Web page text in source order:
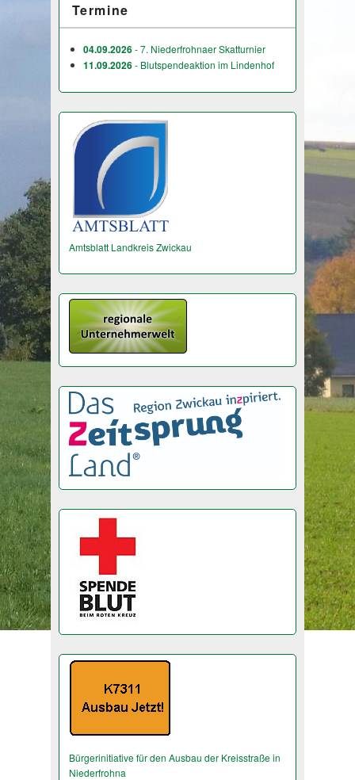
Termine
04.09.2026- 7. Niederfrohnaer Skatturnier
11.09.2026- Blutspendeaktion im Lindenhof
Amtsblatt Landkreis Zwickau
Bürgerinitiative für den Ausbau der Kreisstraße in
Niederfrohna